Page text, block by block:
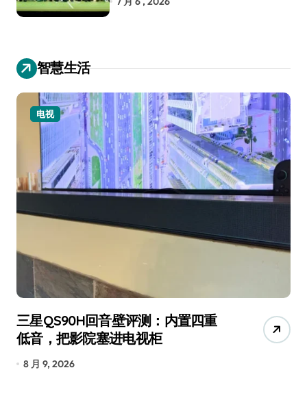
智慧生活
电视
三星QS90H回音壁评测：内置四重
低音，把影院塞进电视柜
8 月 9, 2026